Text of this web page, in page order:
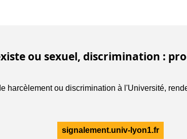
ou sexuel, discrimination :
harcèlement ou discrimination à l'Université,
signalement.univ-lyon1.fr